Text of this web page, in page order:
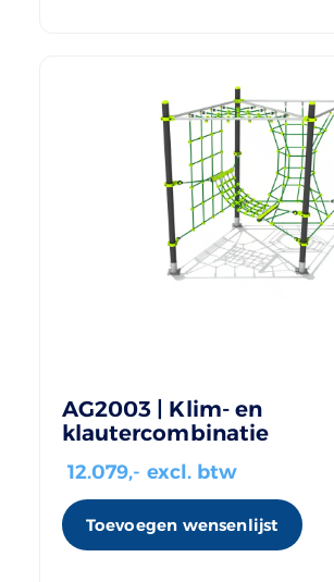
AG2003 | Klim- en
klautercombinatie
12.079,- excl. btw
Toevoegen wensenlijst